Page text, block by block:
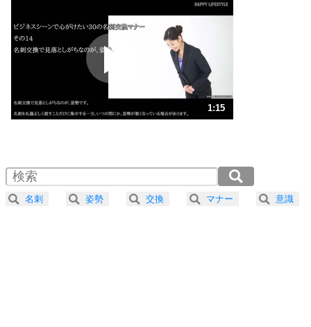
いらいらしない人になる30の方法
ポジティブになれない原因は、行動しないから。
ポジティブ思考になる30の方法
人生、なんとかなるもの。
気楽に生きる30の方法
4 器の大きい人は、怒りを優しさで表現する。
プラス思考
1:15
2.0倍速 （148KB 37秒）
2.5倍速 （119KB 30秒）
3.0倍速 （99KB 25秒）
名刺 姿勢 交換 マナー 意識